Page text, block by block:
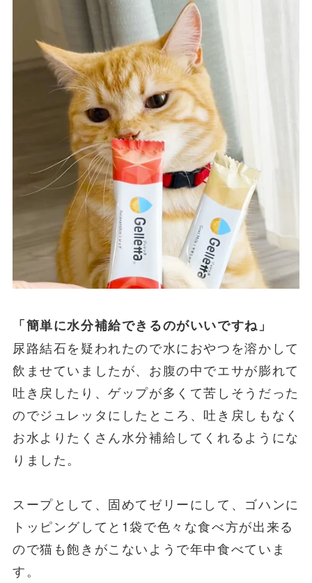
「簡単に水分補給できるのがいいですね」
尿路結石を疑われたので水におやつを溶かして
飲ませていましたが、お腹の中でエサが膨れて
吐き戻したり、ゲップが多くて苦しそうだった
のでジュレッタにしたところ、吐き戻しもなく
お水よりたくさん水分補給してくれるようにな
りました。
スープとして、固めてゼリーにして、ゴハンに
トッピングしてと1袋で色々な食べ方が出来る
ので猫も飽きがこないようで年中食べていま
す。